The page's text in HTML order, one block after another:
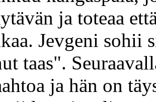
ja toteaa
Jevgeni sohii
taas".
ja hän on